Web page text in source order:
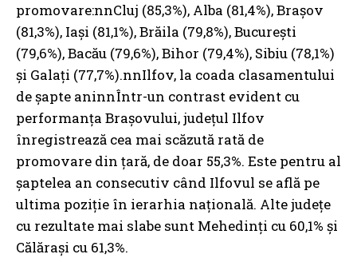
promovare:nnCluj (85,3%), Alba (81,4%), Brașov
(81,3%), Iași (81,1%), Brăila (79,8%), București
(79,6%), Bacău (79,6%), Bihor (79,4%), Sibiu (78,1%)
și Galați (77,7%).nnIlfov, la coada clasamentului
de șapte aninnÎntr-un contrast evident cu
performanța Brașovului, județul Ilfov
înregistrează cea mai scăzută rată de
promovare din țară, de doar 55,3%. Este pentru al
șaptelea an consecutiv când Ilfovul se află pe
ultima poziție în ierarhia națională. Alte județe
cu rezultate mai slabe sunt Mehedinți cu 60,1% și
Călărași cu 61,3%.